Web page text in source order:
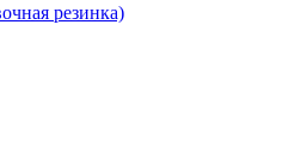
резинка)